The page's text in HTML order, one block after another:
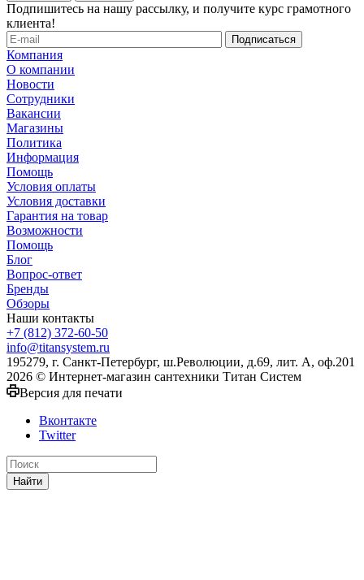
Подпишитесь на нашу рассылку, и получите курс грамотного
клиента!
Компания
О компании
Новости
Сотрудники
Вакансии
Магазины
Политика
Информация
Помощь
Условия оплаты
Условия доставки
Гарантия на товар
Возможности
Помощь
Блог
Вопрос-ответ
Бренды
Обзоры
Наши контакты
+7 (812) 372-60-50
info@titansystem.ru
195279, г. Санкт-Петербург, ш.Революции, д.69, лит. А, оф.201
2026 © Интернет-магазин сантехники Титан Систем
Версия для печати
Вконтакте
Twitter
Найти